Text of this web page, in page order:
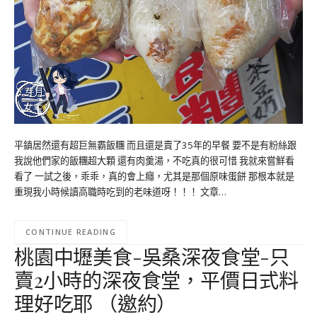
平鎮居然還有超巨無霸飯糰 而且還是賣了35年的早餐 要不是有粉絲跟
我說他們家的飯糰超大顆 還有肉羹湯，不吃真的很可惜 我就來嘗鮮看
看了 一試之後，乖乖，真的會上癮，尤其是那個原味蛋餅 那根本就是
重現我小時候讀高職時吃到的老味道呀！！！ 文章…
CONTINUE READING
桃園中壢美食-吳桑深夜食堂-只
賣2小時的深夜食堂，平價日式料
理好吃耶 （邀約）